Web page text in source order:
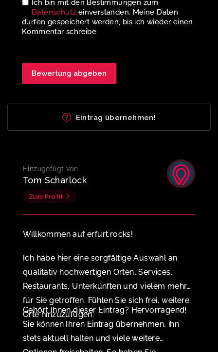
Ich bin mit den Bestimmungen zum
Datenschutz einverstanden. Meine Daten
dürfen gespeichert werden, bis ich wieder einen
Kommentar schreibe.
Eintrag übernehmen!
Hinzugefügt von
Tom Scharlock
Zum Profil
Willkommen auf erfurt.rocks!
Ich habe hier eine sorgfältige Auswahl an
qualitativ hochwertigen Orten, Services,
Restaurants, Unterkünften und vielem mehr
für Sie getroffen. Fühlen Sie sich frei, weitere
Orte hinzuzufügen.
Gehört Ihnen dieser Eintrag? Hervorragend!
Sie können Ihren Eintrag übernehmen, ihn
stets aktuell halten und viele weitere